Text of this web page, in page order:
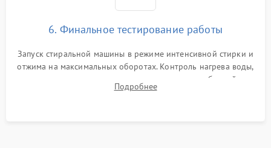
6. Финальное тестирование работы
Запуск стиральной машины в режиме интенсивной стирки и
отжима на максимальных оборотах. Контроль нагрева воды,
корректности слива, отсутствия излишних вибраций,
посторонних стуков и протечек под корпусом.
Подробнее